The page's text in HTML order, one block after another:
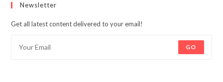
Newsletter
Get all latest content delivered to your email!
GO